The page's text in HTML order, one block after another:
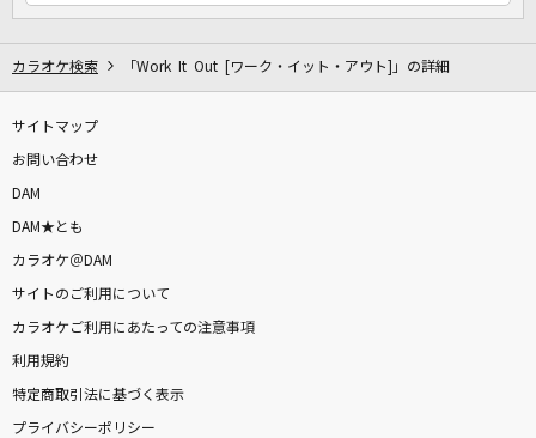
カラオケ検索 「Work It Out [ワーク・イット・アウト]」の詳細
サイトマップ
お問い合わせ
DAM
DAM★とも
カラオケ＠DAM
サイトのご利用について
カラオケご利用にあたっての注意事項
利用規約
特定商取引法に基づく表示
プライバシーポリシー